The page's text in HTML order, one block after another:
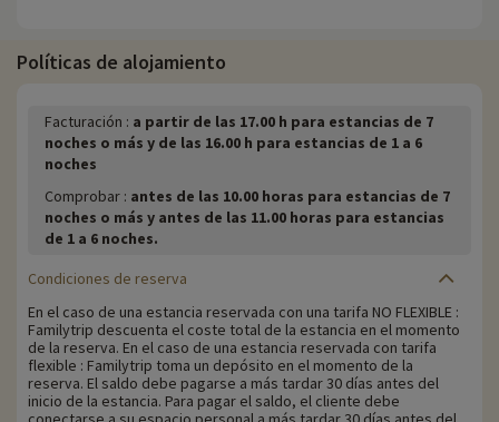
Políticas de alojamiento
Facturación : a partir de las 17.00 h para estancias de 7
noches o más y de las 16.00 h para estancias de 1 a 6
noches
Comprobar : antes de las 10.00 horas para estancias de 7
noches o más y antes de las 11.00 horas para estancias
de 1 a 6 noches.
Condiciones de reserva
En el caso de una estancia reservada con una tarifa NO FLEXIBLE :
Familytrip descuenta el coste total de la estancia en el momento
de la reserva. En el caso de una estancia reservada con tarifa
flexible : Familytrip toma un depósito en el momento de la
reserva. El saldo debe pagarse a más tardar 30 días antes del
inicio de la estancia. Para pagar el saldo, el cliente debe